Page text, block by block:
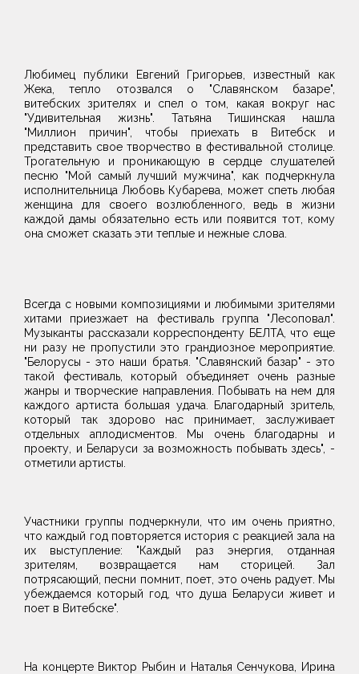
Любимец публики Евгений Григорьев, известный как
Жека, тепло отозвался о "Славянском базаре",
витебских зрителях и спел о том, какая вокруг нас
"Удивительная жизнь". Татьяна Тишинская нашла
"Миллион причин", чтобы приехать в Витебск и
представить свое творчество в фестивальной столице.
Трогательную и проникающую в сердце слушателей
песню "Мой самый лучший мужчина", как подчеркнула
исполнительница Любовь Кубарева, может спеть любая
женщина для своего возлюбленного, ведь в жизни
каждой дамы обязательно есть или появится тот, кому
она сможет сказать эти теплые и нежные слова.
Всегда с новыми композициями и любимыми зрителями
хитами приезжает на фестиваль группа "Лесоповал".
Музыканты рассказали корреспонденту БЕЛТА, что еще
ни разу не пропустили это грандиозное мероприятие.
"Белорусы - это наши братья. "Славянский базар" - это
такой фестиваль, который объединяет очень разные
жанры и творческие направления. Побывать на нем для
каждого артиста большая удача. Благодарный зритель,
который так здорово нас принимает, заслуживает
отдельных аплодисментов. Мы очень благодарны и
проекту, и Беларуси за возможность побывать здесь", -
отметили артисты.
Участники группы подчеркнули, что им очень приятно,
что каждый год повторяется история с реакцией зала на
их выступление: "Каждый раз энергия, отданная
зрителям, возвращается нам сторицей. Зал
потрясающий, песни помнит, поет, это очень радует. Мы
убеждаемся который год, что душа Беларуси живет и
поет в Витебске".
На концерте Виктор Рыбин и Наталья Сенчукова, Ирина